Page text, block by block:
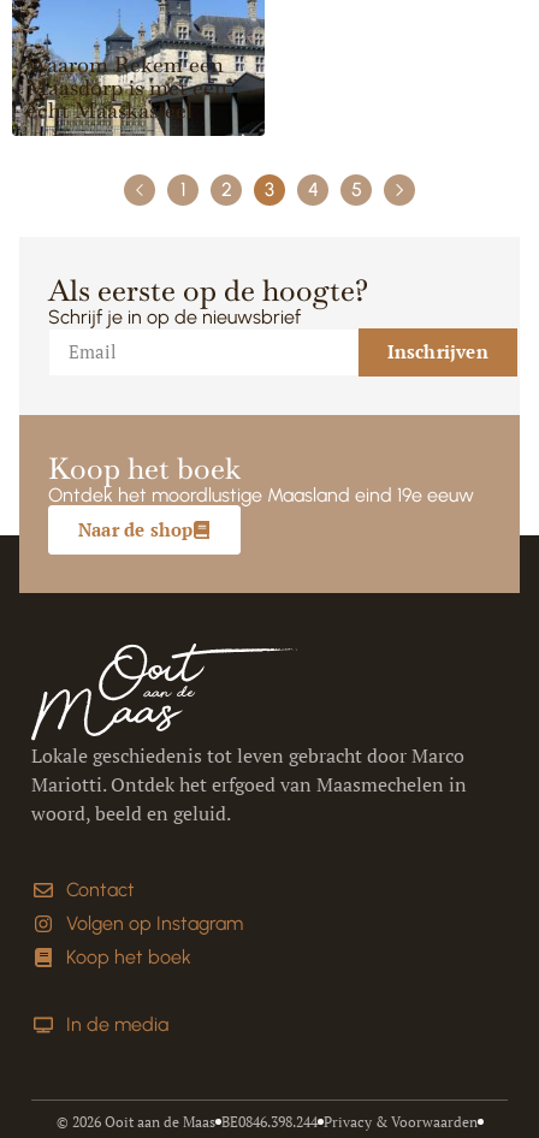
Waarom Rekem een
Maasdorp is met een
écht Maaskasteel
1 2 3 4 5
Als eerste op de hoogte?
Schrijf je in op de nieuwsbrief
Inschrijven
Koop het boek
Ontdek het moordlustige Maasland eind 19e eeuw
Naar de shop
Lokale geschiedenis tot leven gebracht door Marco
Mariotti. Ontdek het erfgoed van Maasmechelen in
woord, beeld en geluid.
Contact
Volgen op Instagram
Koop het boek
In de media
© 2026 Ooit aan de Maas BE0846.398.244 Privacy & Voorwaarden